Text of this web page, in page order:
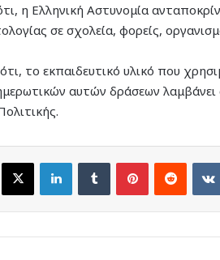
η Ελληνική Αστυνομία
σε σχολεία, φορείς,
το εκπαιδευτικό υλικό που
αυτών δράσεων λαμβάνει
X LinkedInTumblr PinterestReddit